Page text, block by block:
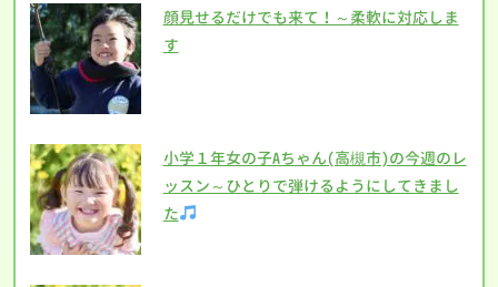
顔見せるだけでも来て！～柔軟に対応しま
す
小学１年女の子Aちゃん(高槻市)の今週のレ
ッスン～ひとりで弾けるようにしてきまし
た